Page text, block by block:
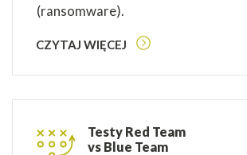
(ransomware).
CZYTAJ WIĘCEJ
Testy Red Team
vs Blue Team